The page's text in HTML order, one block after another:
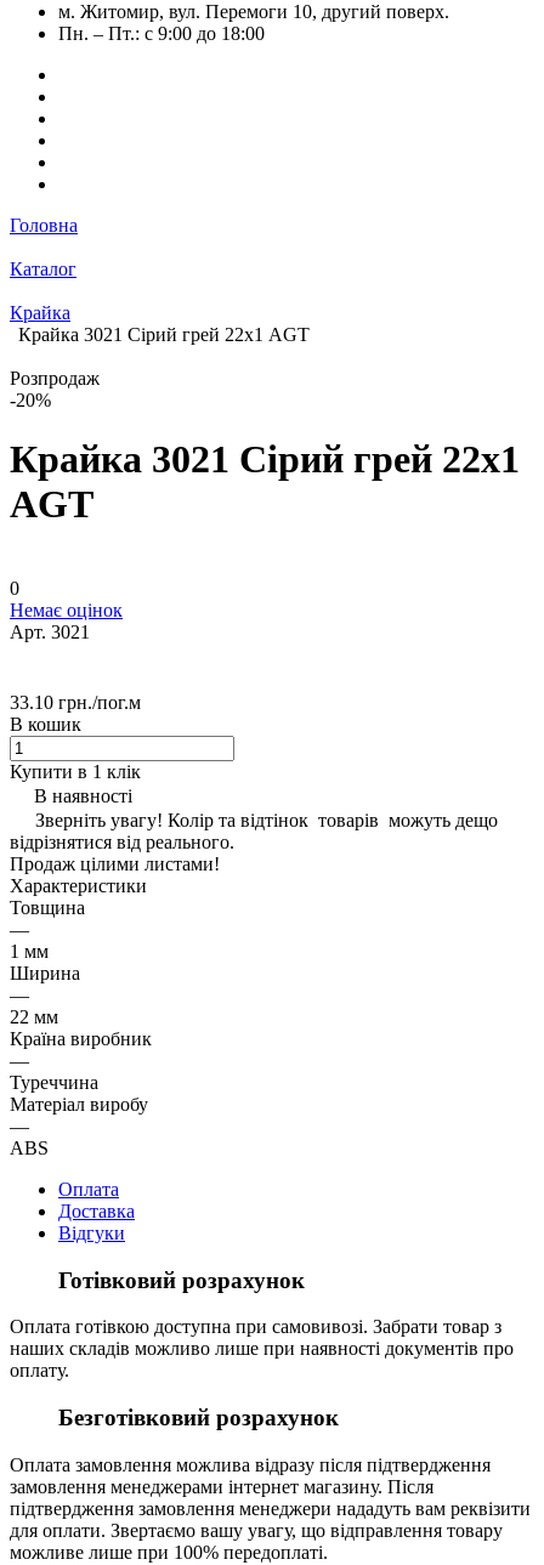
м. Житомир, вул. Перемоги 10, другий поверх.
Пн. – Пт.: с 9:00 до 18:00
Головна
Каталог
Крайка
Крайка 3021 Сірий грей 22х1 AGT
Розпродаж
-20%
Крайка 3021 Сірий грей 22х1
AGT
0
Немає оцінок
Арт. 3021
33.10 грн./пог.м
В кошик
Купити в 1 клік
В наявності
Зверніть увагу! Колір та відтінок товарів можуть дещо
відрізнятися від реального.
Продаж цілими листами!
Характеристики
Товщина
—
1 мм
Ширина
—
22 мм
Країна виробник
—
Туреччина
Матеріал виробу
—
ABS
Оплата
Доставка
Відгуки
Готівковий розрахунок
Оплата готівкою доступна при самовивозі. Забрати товар з
наших складів можливо лише при наявності документів про
оплату.
Безготівковий розрахунок
Оплата замовлення можлива відразу після підтвердження
замовлення менеджерами інтернет магазину. Після
підтвердження замовлення менеджери нададуть вам реквізити
для оплати. Звертаємо вашу увагу, що відправлення товару
можливе лише при 100% передоплаті.